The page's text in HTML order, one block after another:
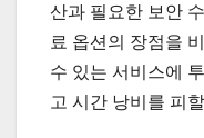
산과 필요한 보안
료 옵션의 장점을
수 있는 서비스에
고 시간 낭비를 피